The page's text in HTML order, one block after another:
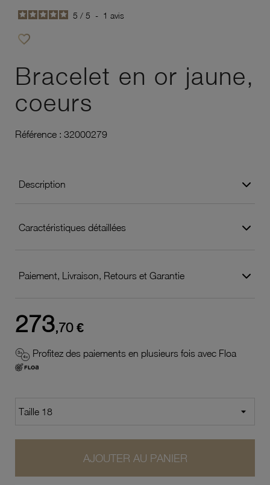
5 / 5 - 1 avis
favorite_border
Bracelet en or jaune,
coeurs
Référence : 32000279
Description
Caractéristiques détaillées
Paiement, Livraison, Retours et Garantie
273,70 €
Profitez des paiements en plusieurs fois avec Floa
AJOUTER AU PANIER